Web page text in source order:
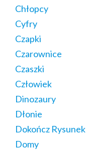
Chłopcy
Cyfry
Czapki
Czarownice
Czaszki
Człowiek
Dinozaury
Dłonie
Dokończ Rysunek
Domy